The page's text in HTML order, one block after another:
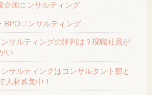
企画コンサルティング
BPOコンサルティング
サルティングの評判は？現職社員が
い
サルティングはコンサルタント部と
人材募集中！